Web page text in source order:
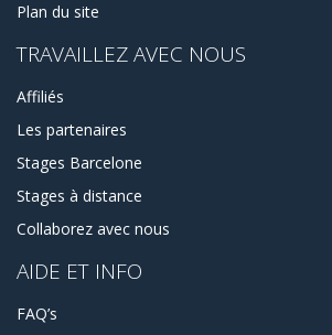
Plan du site
TRAVAILLEZ AVEC NOUS
Affiliés
Les partenaires
Stages Barcelone
Stages à distance
Collaborez avec nous
AIDE ET INFO
FAQ’s